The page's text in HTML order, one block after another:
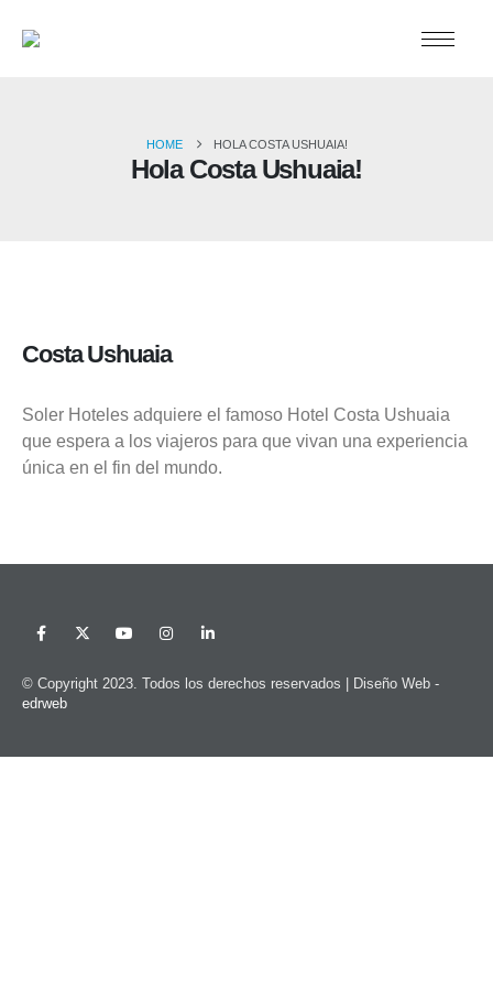
HOME HOLA COSTA USHUAIA!
Hola Costa Ushuaia!
Costa Ushuaia
Soler Hoteles adquiere el famoso Hotel Costa Ushuaia
que espera a los viajeros para que vivan una experiencia
única en el fin del mundo.
© Copyright 2023. Todos los derechos reservados | Diseño Web -
edrweb